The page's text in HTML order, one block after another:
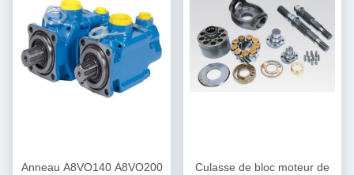
Anneau A8VO140 A8VO200
Culasse de bloc moteur de